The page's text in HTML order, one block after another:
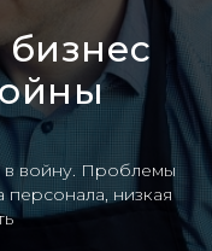
в войну. Проблемы
персонала, низкая